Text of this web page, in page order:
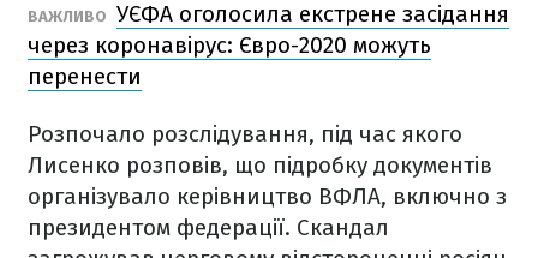
ВАЖЛИВО УЄФА оголосила екстрене засідання
через коронавірус: Євро-2020 можуть
перенести
Розпочало розслідування, під час якого
Лисенко розповів, що підробку документів
організувало керівництво ВФЛА, включно з
президентом федерації. Скандал